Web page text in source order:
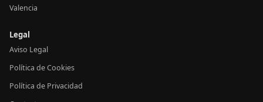
Valencia
Legal
Aviso Legal
Política de Cookies
Política de Privacidad